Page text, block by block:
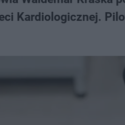
Kardiologicznej.